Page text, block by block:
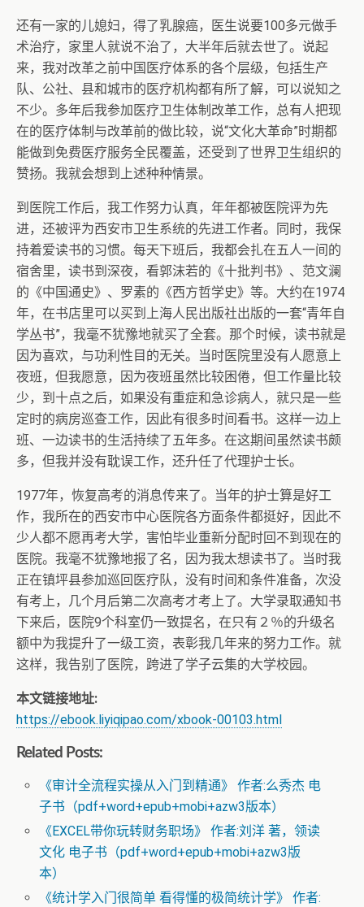
还有一家的儿媳妇，得了乳腺癌，医生说要100多元做手
术治疗，家里人就说不治了，大半年后就去世了。说起
来，我对改革之前中国医疗体系的各个层级，包括生产
队、公社、县和城市的医疗机构都有所了解，可以说知之
不少。多年后我参加医疗卫生体制改革工作，总有人把现
在的医疗体制与改革前的做比较，说“文化大革命”时期都
能做到免费医疗服务全民覆盖，还受到了世界卫生组织的
赞扬。我就会想到上述种种情景。
到医院工作后，我工作努力认真，年年都被医院评为先
进，还被评为西安市卫生系统的先进工作者。同时，我保
持着爱读书的习惯。每天下班后，我都会扎在五人一间的
宿舍里，读书到深夜，看郭沫若的《十批判书》、范文澜
的《中国通史》、罗素的《西方哲学史》等。大约在1974
年，在书店里可以买到上海人民出版社出版的一套“青年自
学丛书”，我毫不犹豫地就买了全套。那个时候，读书就是
因为喜欢，与功利性目的无关。当时医院里没有人愿意上
夜班，但我愿意，因为夜班虽然比较困倦，但工作量比较
少，到十点之后，如果没有重症和急诊病人，就只是一些
定时的病房巡查工作，因此有很多时间看书。这样一边上
班、一边读书的生活持续了五年多。在这期间虽然读书颇
多，但我并没有耽误工作，还升任了代理护士长。
1977年，恢复高考的消息传来了。当年的护士算是好工
作，我所在的西安市中心医院各方面条件都挺好，因此不
少人都不愿再考大学，害怕毕业重新分配时回不到现在的
医院。我毫不犹豫地报了名，因为我太想读书了。当时我
正在镇坪县参加巡回医疗队，没有时间和条件准备，次没
有考上，几个月后第二次高考才考上了。大学录取通知书
下来后，医院9个科室仍一致提名，在只有２％的升级名
额中为我提升了一级工资，表彰我几年来的努力工作。就
这样，我告别了医院，跨进了学子云集的大学校园。
本文链接地址:
https://ebook.liyiqipao.com/xbook-00103.html
Related Posts:
《审计全流程实操从入门到精通》 作者:么秀杰 电
子书（pdf+word+epub+mobi+azw3版本）
《EXCEL带你玩转财务职场》 作者:刘洋 著，领读
文化 电子书（pdf+word+epub+mobi+azw3版
本）
《统计学入门很简单 看得懂的极简统计学》 作者: